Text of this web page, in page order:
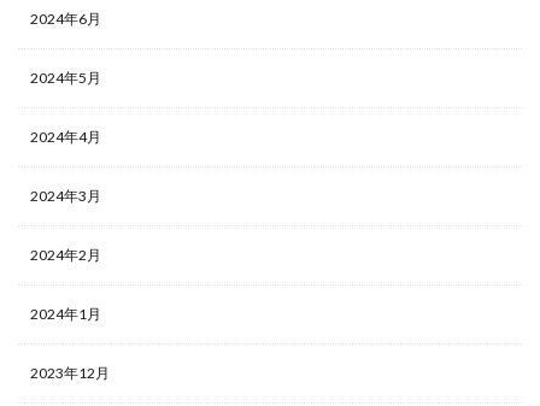
2024年6月
2024年5月
2024年4月
2024年3月
2024年2月
2024年1月
2023年12月